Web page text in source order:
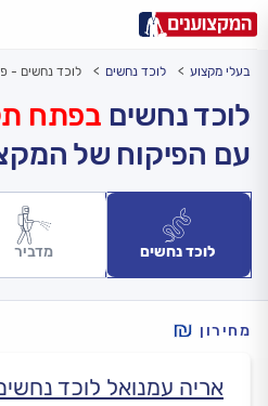
תחום
עירעיר: תל אביב, חיפה…
בעלי מקצוע לוכד נחשים לוכד נחשים -
לוכד נחשים בפתח
עם הפיקוח של
לוכד נחשים מדביר
מחירון
אריה עמנואל לוכד